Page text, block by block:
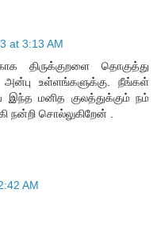
at 3:13 AM
திருக்குறளை தொகுத்து
உள்ளங்களுக்கு. நீங்கள்
இந்த மனித குலத்துக்கும் நம்
சொல்லுகிறேன் .
AM